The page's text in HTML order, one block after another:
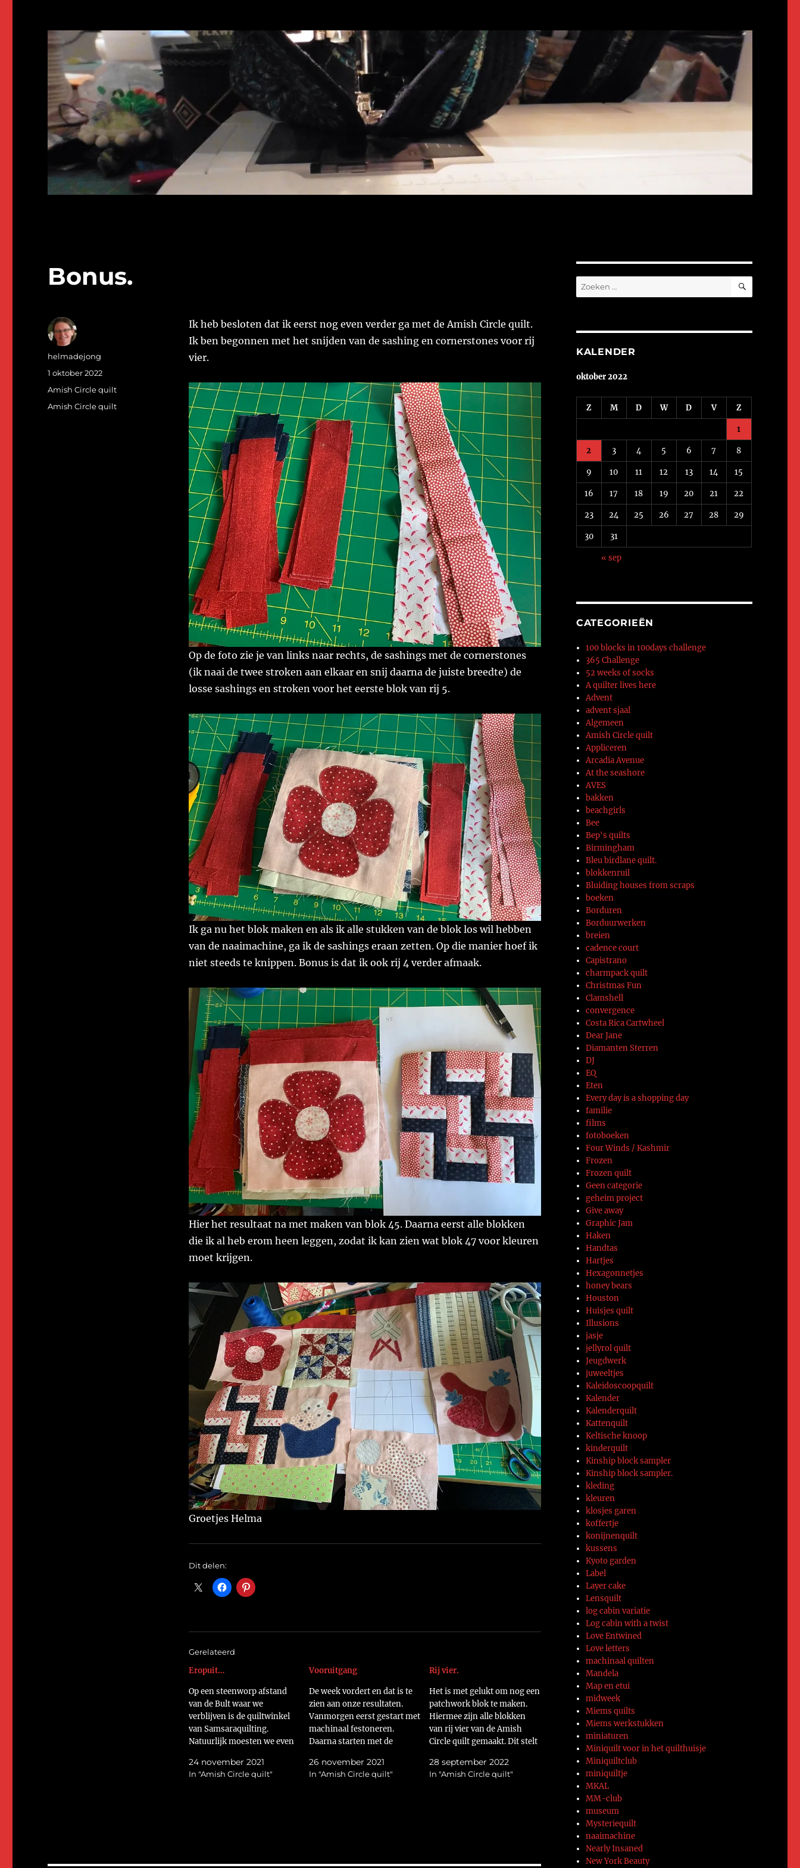
Bonus.
Ik heb besloten dat ik eerst nog even verder ga met de Amish Circle quilt.
Ik ben begonnen met het snijden van de sashing en cornerstones voor rij
vier.
Op de foto zie je van links naar rechts, de sashings met de cornerstones
(ik naai de twee stroken aan elkaar en snij daarna de juiste breedte) de
losse sashings en stroken voor het eerste blok van rij 5.
Ik ga nu het blok maken en als ik alle stukken van de blok los wil hebben
van de naaimachine, ga ik de sashings eraan zetten. Op die manier hoef ik
niet steeds te knippen. Bonus is dat ik ook rij 4 verder afmaak.
Hier het resultaat na met maken van blok 45. Daarna eerst alle blokken
die ik al heb erom heen leggen, zodat ik kan zien wat blok 47 voor kleuren
moet krijgen.
Groetjes Helma
Dit delen:
Gerelateerd
Eropuit…
Op een steenworp afstand
van de Bult waar we
verblijven is de quiltwinkel
van Samsaraquilting.
Natuurlijk moesten we even
we gezellig ontvangen. Koffie
en thee met heerlijke
24 november 2021
In "Amish Circle quilt"
Vooruitgang
De week vordert en dat is te
zien aan onze resultaten.
Vanmorgen eerst gestart met
machinaal festoneren.
Daarna starten met de
ik mijn blokken nu in de rij
aan elkaar kan gaan zetten.
26 november 2021
In "Amish Circle quilt"
Rij vier.
Het is met gelukt om nog een
patchwork blok te maken.
Hiermee zijn alle blokken
van rij vier van de Amish
Circle quilt gemaakt. Dit stelt
ik door met de blokken of
zorg ik dat rij 3 en 4 aan de
28 september 2022
In "Amish Circle quilt"
Auteur
helmadejong
Geplaatst
1 oktober 2022
Categorieën
Amish Circle quilt
Tags
Amish Circle quilt
Zoeken
naar:
ZOEKEN
KALENDER
oktober 2022
Z M D W D V Z
1
2 3 4 5 6 7 8
9 10 11 12 13 14 15
16 17 18 19 20 21 22
23 24 25 26 27 28 29
30 31
« sep
CATEGORIEËN
100 blocks in 100days challenge
365 Challenge
52 weeks of socks
A quilter lives here
Advent
advent sjaal
Algemeen
Amish Circle quilt
Appliceren
Arcadia Avenue
At the seashore
AVES
bakken
beachgirls
Bee
Bep's quilts
Birmingham
Bleu birdlane quilt.
blokkenruil
Bluiding houses from scraps
boeken
Borduren
Borduurwerken
breien
cadence court
Capistrano
charmpack quilt
Christmas Fun
Clamshell
convergence
Costa Rica Cartwheel
Dear Jane
Diamanten Sterren
DJ
EQ
Eten
Every day is a shopping day
familie
films
fotoboeken
Four Winds / Kashmir
Frozen
Frozen quilt
Geen categorie
geheim project
Give away
Graphic Jam
Haken
Handtas
Hartjes
Hexagonnetjes
honey bears
Houston
Huisjes quilt
Illusions
jasje
jellyrol quilt
Jeugdwerk
juweeltjes
Kaleidoscoopquilt
Kalender
Kalenderquilt
Kattenquilt
Keltische knoop
kinderquilt
Kinship block sampler
Kinship block sampler.
kleding
kleuren
klosjes garen
koffertje
konijnenquilt
kussens
Kyoto garden
Label
Layer cake
Lensquilt
log cabin variatie
Log cabin with a twist
Love Entwined
Love letters
machinaal quilten
Mandela
Map en etui
midweek
Miems quilts
Miems werkstukken
miniaturen
Miniquilt voor in het quilthuisje
Miniquiltclub
miniquiltje
MKAL
MM-club
museum
Mysteriequilt
naaimachine
Nearly Insaned
New York Beauty